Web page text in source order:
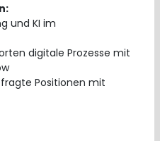
und KI im
digitale Prozesse mit
Positionen mit